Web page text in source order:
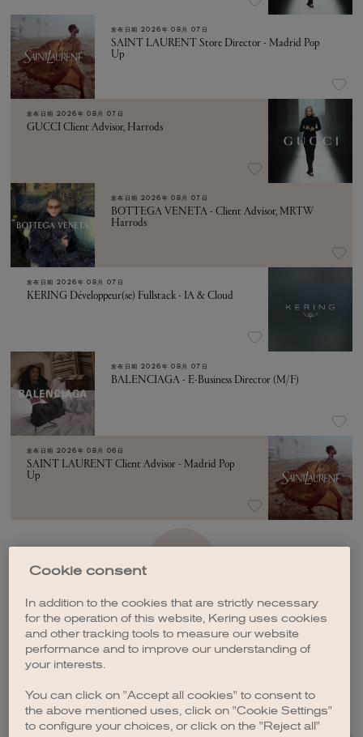
发布日期 2026年 08月 07日
SAINT LAURENT Store Director - Madrid Pop
Up
发布日期 2026年 08月 07日
GUCCI Client Advisor, Harrods
发布日期 2026年 08月 07日
BOTTEGA VENETA - Client Advisor, MRTW
Harrods
发布日期 2026年 08月 07日
KERING Développeur(se) Fullstack - IA & Cloud
发布日期 2026年 08月 07日
BALENCIAGA - E-Business Director (M/F)
发布日期 2026年 08月 06日
SAINT LAURENT Client Advisor - Madrid Pop
Up
Cookie consent
In addition to the cookies that are strictly necessary
for the operation of this website, Kering uses cookies
and other tracking tools to measure our website
performance and to improve our understanding of
your interests.
You can click on "Accept all cookies" to consent to
the above mentioned uses, click on "Cookie Settings"
to configure your choices, or click on the "Reject all"